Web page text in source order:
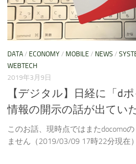
DATA/ ECONOMY/ MOBILE / NEWS /
WEBTECH
2019年3月9日
【デジタル】日経に「d
情報の開示の話が出てい
このお話、現時点ではまたdocomo
ません（2019/03/09 17時22分現在